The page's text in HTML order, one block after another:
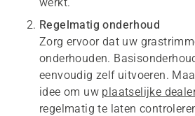
Regelmatig onderhoud
Zorg ervoor dat uw
onderhouden.
eenvoudig zelf uitvoeren.
idee om uw plaatselijke
regelmatig te laten